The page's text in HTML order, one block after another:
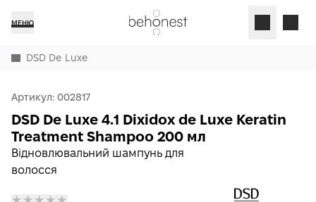
МЕНЮ
DSD De Luxe
Артикул: 002817
Відновлювальний шампунь для
волосся
DSD De Luxe 4.1 Dixidox de Luxe Keratin
Treatment Shampoo 200 мл